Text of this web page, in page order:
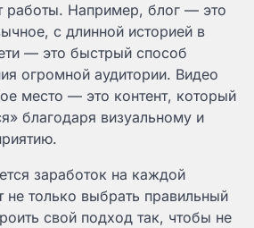
работы. Например, блог — это
с длинной историей в
— это быстрый способ
огромной аудитории. Видео
место — это контент, который
благодаря визуальному и
заработок на каждой
не только выбрать правильный
свой подход так, чтобы не